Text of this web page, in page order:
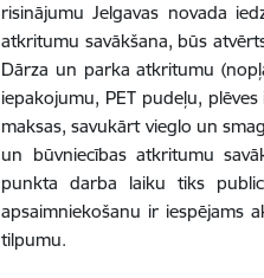
risinājumu Jelgavas novada
atkritumu savākšana, būs
Dārza un parka atkritumu
iepakojumu, PET pudeļu,
maksas, savukārt vieglo un
un būvniecības atkritumu
punkta darba laiku tiks
apsaimniekošanu ir iespējams
tilpumu.